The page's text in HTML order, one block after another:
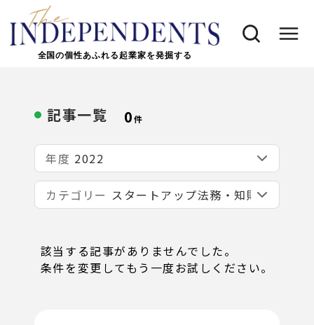
全国の個性あふれる起業家を発掘する
記事一覧 0件
年度
カテゴリー
該当する記事がありませんでした。
条件を変更してもう一度お試しください。